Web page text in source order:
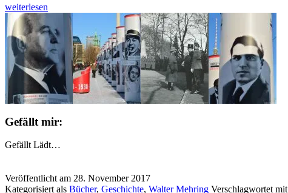
Herbert
Lackner
ruft
die
Flucht
vor
den
ins
Gedächtnis
weiterlesen
Gefällt mir:
Gefällt Lädt…
Veröffentlicht am 28. November 2017
Kategorisiert als Bücher, Geschichte, Walter Mehring Verschlagwortet mit